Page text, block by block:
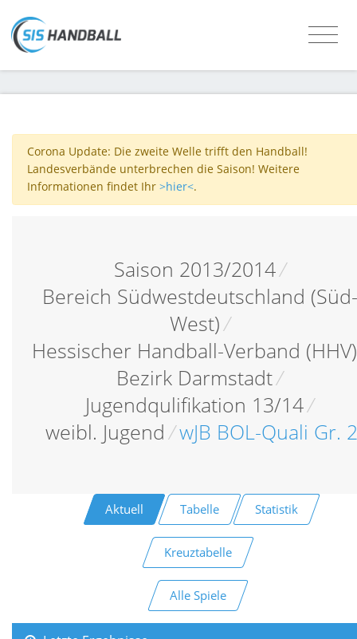
Corona Update: Die zweite Welle trifft den Handball!
Landesverbände unterbrechen die Saison! Weitere
Informationen findet Ihr >hier<.
Saison 2013/2014/
Bereich Südwestdeutschland (Süd-
West)/
Hessischer Handball-Verband (HHV)
Bezirk Darmstadt/
Jugendqulifikation 13/14/
weibl. Jugend /wJB BOL-Quali Gr. 2
Aktuell Tabelle Statistik
Kreuztabelle
Alle Spiele